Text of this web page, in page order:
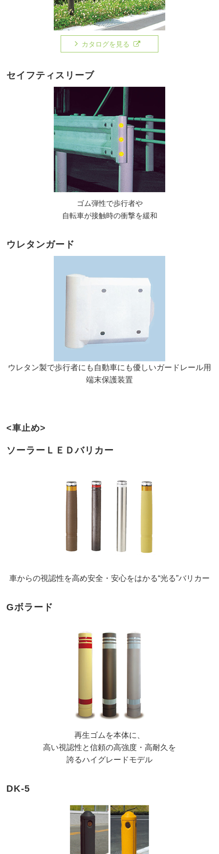
カタログを見る
セイフティスリーブ
ゴム弾性で歩行者や
自転車が接触時の衝撃を緩和
ウレタンガード
ウレタン製で歩行者にも自動車にも優しいガードレール用
端末保護装置
<車止め>
ソーラーＬＥＤバリカー
車からの視認性を高め安全・安心をはかる“光る”バリカー
Gボラード
再生ゴムを本体に、
高い視認性と信頼の高強度・高耐久を
誇るハイグレードモデル
DK-5